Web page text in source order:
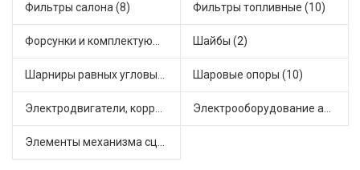
Фильтры салона (8) Фильтры топливные (10)
Форсунки и комплектующие (3) Шайбы (2)
Шарниры равных угловых скоростей, приводные валы (8) Шаровые опоры (10)
Электродвигатели, корректоры и приводы автомобильн (25) Электрооборудование автомобилей (12)
Элементы механизма сцепления (38)